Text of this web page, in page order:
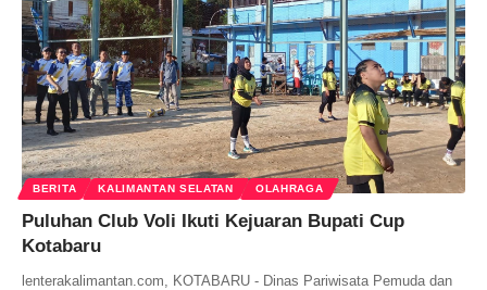
BERITA KALIMANTAN SELATAN OLAHRAGA
Puluhan Club Voli Ikuti Kejuaran Bupati Cup
Kotabaru
lenterakalimantan.com, KOTABARU - Dinas Pariwisata Pemuda dan